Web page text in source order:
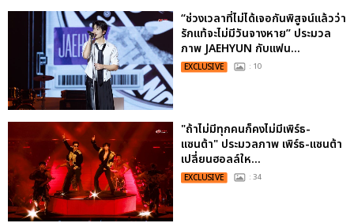
“ช่วงเวลาที่ไม่ได้เจอกันพิสูจน์แล้วว่า
รักแท้จะไม่มีวันจางหาย” ประมวล
ภาพ JAEHYUN กับแฟน...
EXCLUSIVE : 10
"ถ้าไม่มีทุกคนก็คงไม่มีเพิร์ธ-
แซนต้า" ประมวลภาพ เพิร์ธ-แซนต้า
เปลี่ยนฮอลล์ให...
EXCLUSIVE : 34